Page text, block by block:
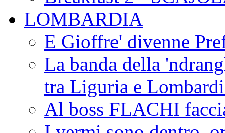
LOMBARDIA
E Gioffre' divenne
La banda della
tra Liguria e
Al boss FLACHI